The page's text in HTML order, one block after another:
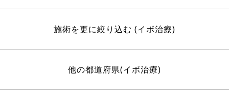
施術を更に絞り込む (イボ治療)
他の都道府県(イボ治療)